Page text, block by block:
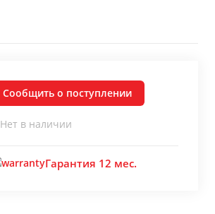
Сообщить о поступлении
Нет в наличии
Гарантия 12 мес.